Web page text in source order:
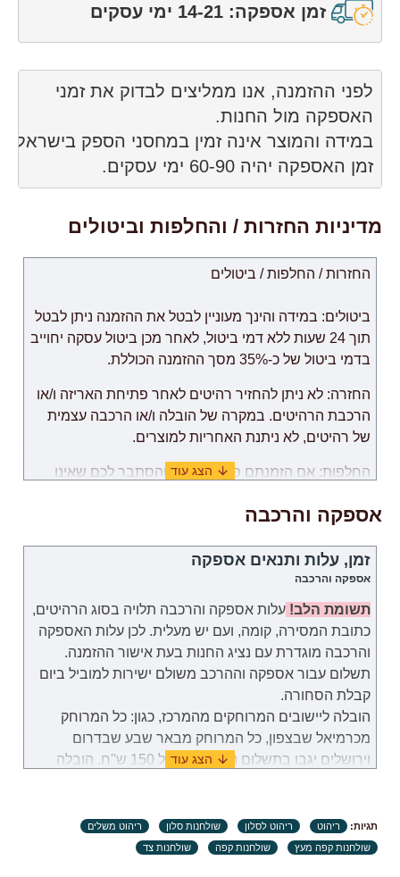
זמן אספקה: 14-21 ימי עסקים
זמן האספקה ​​יהיה 60-90 ימי עסקים.
מדיניות החזרות / והחלפות וביטולים
החזרות / החלפות / ביטולים
ביטולים: במידה והינך מעוניין לבטל את ההזמנה ניתן לבטל
תוך 24 שעות ללא דמי ביטול, לאחר מכן ביטול עסקה יחוייב
בדמי ביטול של כ-35% מסך ההזמנה הכוללת.
החזרה: לא ניתן להחזיר רהיטים לאחר פתיחת האריזה ו/או
הרכבת הרהיטים. במקרה של הובלה ו/או הרכבה עצמית
של רהיטים, לא ניתנת האחריות למוצרים.
החלפות: אם הזמנתם פריט כשלהו והסתבר לכם שאינו
שהיצרן מאפשר לשנות את הגודל של דגם זה.
שירות הלקוחות: 052-9707650
שעות פעילות: בימים א-ה (לא כולל חג וערבי חג) בשעות
09:00 – 18:00.
אספקה והרכבה
זמן, עלות ותנאים אספקה
אספקה והרכבה
תשומת הלב! עלות אספקה והרכבה תלויה בסוג הרהיטים,
כתובת המסירה, קומה, ועם יש מעלית. לכן עלות האספקה
והרכבה מוגדרת עם נציג החנות בעת אישור ההזמנה.
תשלום עבור אספקה וההרכב משולם ישירות למוביל ביום
קבלת הסחורה.
הובלה ליישובים המרוחקים מהמרכז, כגון: כל המרוחק
מכרמיאל שבצפון, כל המרוחק מבאר שבע שבדרום
וירושלים יגבו בתשלום נוסף בסך של 150 ש''ח. הובלה
במקרה שבו תידרשנה שימוש במנוף לצורך להובלת
מוצרים, באחריות הלקוח למצוא ולזמן שירותי מנוף
והתשלום עבור שירות זה יהיה מוטל על הלקוח.
תגיות: ריהוט ריהוט לסלון שולחנות סלון
ריהוט משלים
שולחנות קפה מעץ
שולחנות קפה שולחנות צד